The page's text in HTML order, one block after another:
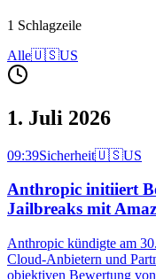
1 Schlagzeile
Alle🇺🇸US
1. Juli 2026
09:39Sicherheit🇺🇸US
Anthropic initiiert
Jailbreaks mit
Anthropic kündigte am
Cloud‑Anbietern und
objektiven Bewertung